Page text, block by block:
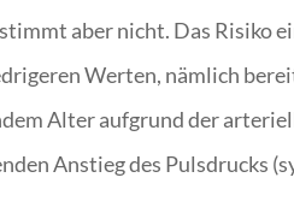
aber nicht. Das Risiko
Werten, nämlich
Alter aufgrund der
Anstieg des Pulsdrucks